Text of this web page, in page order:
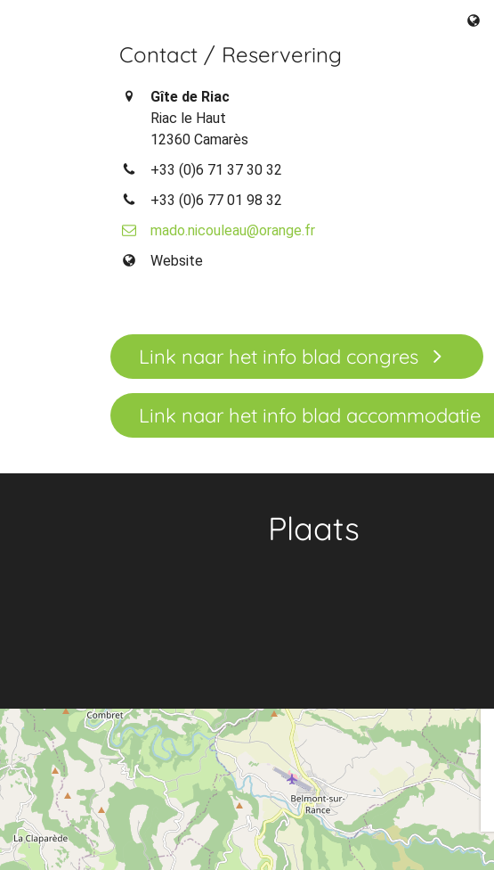
Contact / Reservering
Gîte de Riac
Riac le Haut
12360 Camarès
+33 (0)6 71 37 30 32
+33 (0)6 77 01 98 32
mado.nicouleau@orange.fr
Website
Link naar het info blad congres
Link naar het info blad accommodatie
Plaats